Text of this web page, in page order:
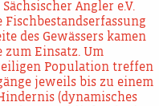
Angler e.V.
des Gewässers kamen
Einsatz. Um
Population treffen
jeweils bis zu einem
(dynamisches